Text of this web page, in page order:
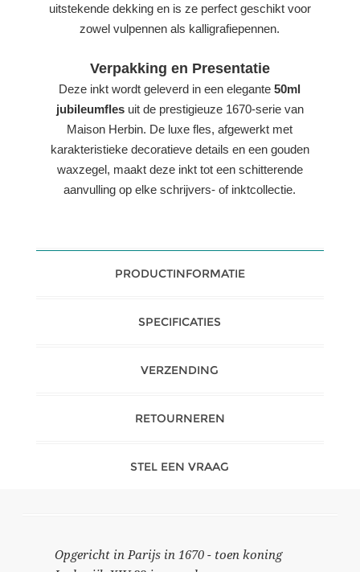
uitstekende dekking en is ze perfect geschikt voor
zowel vulpennen als kalligrafiepennen.
Verpakking en Presentatie
Deze inkt wordt geleverd in een elegante50ml
jubileumflesuit de prestigieuze 1670-serie van
Maison Herbin. De luxe fles, afgewerkt met
karakteristieke decoratieve details en een gouden
waxzegel, maakt deze inkt tot een schitterende
aanvulling op elke schrijvers- of inktcollectie.
PRODUCTINFORMATIE
SPECIFICATIES
VERZENDING
RETOURNEREN
STEL EEN VRAAG
Opgericht in Parijs in 1670 - toen koning